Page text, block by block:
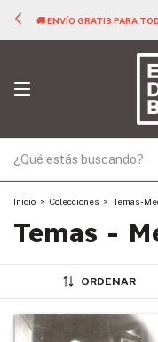
🚚 ENVÍO GRATIS PARA
Inicio > Colecciones > Temas -
Temas -
ORDENAR